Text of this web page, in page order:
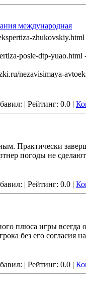
международная
posle-dtp-
nezavisimaya-
| Рейтинг: 0.0 |
Практически
погоды не
| Рейтинг: 0.0 |
плюса игры всегда
без его согласия на
| Рейтинг: 0.0 |